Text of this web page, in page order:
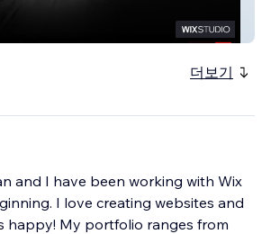
더보기
and I have been working with Wix
I love creating websites and
happy! My portfolio ranges from